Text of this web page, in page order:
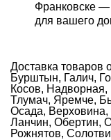
Франковске —
для вашего
Доставка товаров
Бурштын, Галич,
Косов,
Тлумач, Яремче,
Осада, Верховина,
Ланчин, Обертин,
Рожнятов,